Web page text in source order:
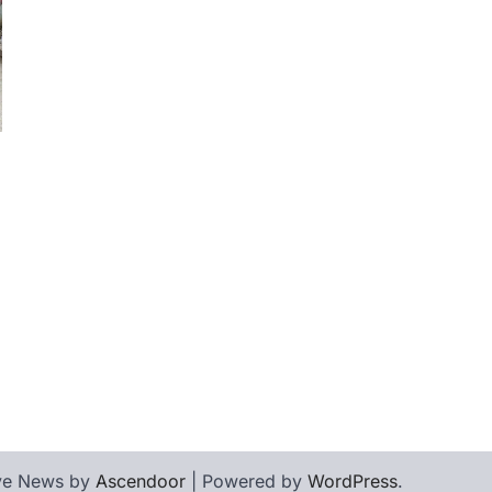
News by Ascendoor | Powered by WordPress.